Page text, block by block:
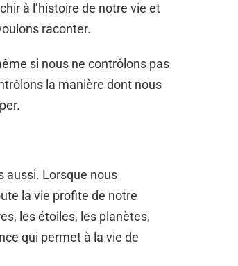
à l’histoire de notre vie et
raconter.
si nous ne contrôlons pas
la manière dont nous
aussi. Lorsque nous
la vie profite de notre
les étoiles, les planètes,
qui permet à la vie de